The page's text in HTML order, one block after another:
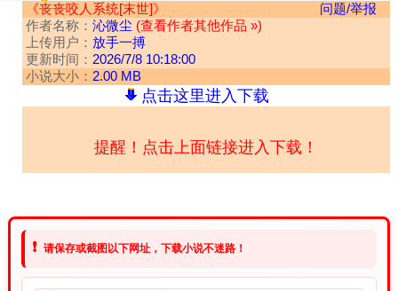
《丧丧咬人系统[末世]》
问题/举报
作者名称： 沁微尘 (查看作者其他作品 »)
上传用户： 放手一搏
更新时间： 2026/7/8 10:18:00
小说大小： 2.00 MB
点击这里进入下载
提醒！点击上面链接进入下载！
❗ 请保存或截图以下网址，下载小说不迷路！